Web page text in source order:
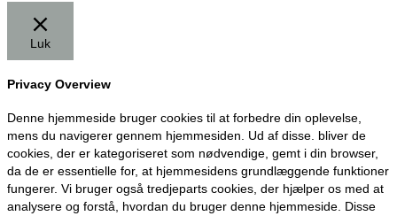
Luk
Privacy Overview
Denne hjemmeside bruger cookies til at forbedre din oplevelse,
mens du navigerer gennem hjemmesiden. Ud af disse. bliver de
cookies, der er kategoriseret som nødvendige, gemt i din browser,
da de er essentielle for, at hjemmesidens grundlæggende funktioner
fungerer. Vi bruger også tredjeparts cookies, der hjælper os med at
analysere og forstå, hvordan du bruger denne hjemmeside. Disse